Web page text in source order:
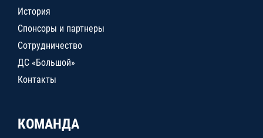
История
Спонсоры и партнеры
Сотрудничество
ДС «Большой»
Контакты
КОМАНДА